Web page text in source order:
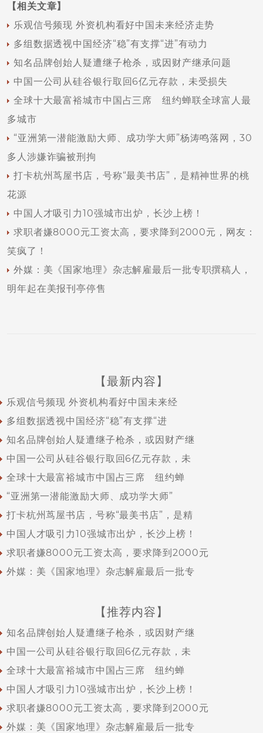
【相关文章】
乐观信号频现 外资机构看好中国未来经济走势
多组数据透视中国经济“稳”有支撑“进”有动力
知名品牌创始人疑遭继子枪杀，或因财产继承问题
中国一公司从硅谷银行取回6亿元存款，未受损失
全球十大最富裕城市中国占三席 纽约蝉联全球富人最
多城市
“亚洲第一潜能激励大师、成功学大师”杨涛鸣落网，30
多人涉嫌诈骗被刑拘
打卡杭州茑屋书店，号称“最美书店”，是精神世界的桃
花源
中国人才吸引力10强城市出炉，长沙上榜！
求职者嫌8000元工资太高，要求降到2000元，网友：
笑疯了！
外媒：美《国家地理》杂志解雇最后一批专职撰稿人，
明年起在美报刊亭停售
【最新内容】
乐观信号频现 外资机构看好中国未来经
多组数据透视中国经济“稳”有支撑“进
知名品牌创始人疑遭继子枪杀，或因财产继
中国一公司从硅谷银行取回6亿元存款，未
全球十大最富裕城市中国占三席 纽约蝉
“亚洲第一潜能激励大师、成功学大师”
打卡杭州茑屋书店，号称“最美书店”，是精
中国人才吸引力10强城市出炉，长沙上榜！
求职者嫌8000元工资太高，要求降到2000元
外媒：美《国家地理》杂志解雇最后一批专
【推荐内容】
知名品牌创始人疑遭继子枪杀，或因财产继
中国一公司从硅谷银行取回6亿元存款，未
全球十大最富裕城市中国占三席 纽约蝉
中国人才吸引力10强城市出炉，长沙上榜！
求职者嫌8000元工资太高，要求降到2000元
外媒：美《国家地理》杂志解雇最后一批专